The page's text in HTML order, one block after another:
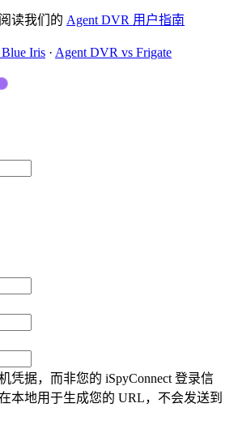
读我们的 Agent DVR 用户指南
Iris · Agent DVR vs Frigate
凭据，而非您的 iSpyConnect 登录信
本地用于生成您的 URL，不会发送到